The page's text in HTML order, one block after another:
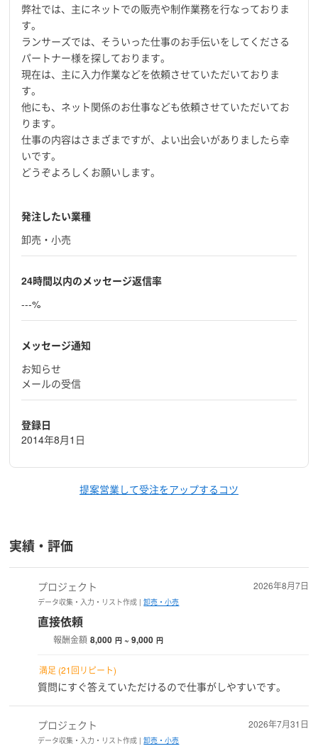
弊社では、主にネットでの販売や制作業務を行なっておりま
す。
ランサーズでは、そういった仕事のお手伝いをしてくださる
パートナー様を探しております。
現在は、主に入力作業などを依頼させていただいておりま
す。
他にも、ネット関係のお仕事なども依頼させていただいてお
ります。
仕事の内容はさまざまですが、よい出会いがありましたら幸
いです。
どうぞよろしくお願いします。
発注したい業種
卸売・小売
24時間以内のメッセージ返信率
---%
メッセージ通知
お知らせ
メールの受信
登録日
2014年8月1日
提案営業して受注をアップするコツ
実績・評価
プロジェクト
データ収集・入力・リスト作成 |卸売・小売
2026年8月7日
直接依頼
報酬金額 8,000 円 ~ 9,000 円
満足 (21回リピート)
質問にすぐ答えていただけるので仕事がしやすいです。
プロジェクト
データ収集・入力・リスト作成 |卸売・小売
2026年7月31日